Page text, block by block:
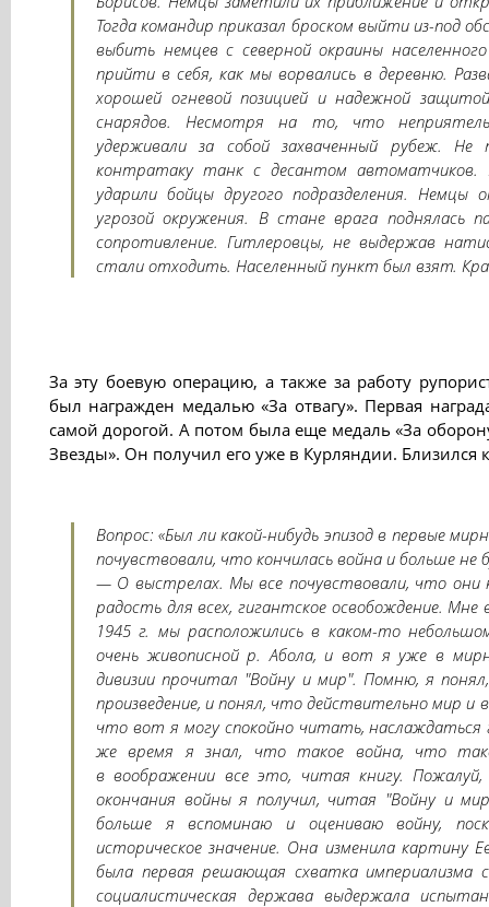
Тогда командир приказал броском выйти из-под
выбить немцев с северной окраины
прийти в себя, как мы ворвались в деревню.
хорошей огневой позицией и надежной
снарядов. Несмотря на то, что
удерживали за собой захваченный рубеж.
контратаку танк с десантом
ударили бойцы другого подразделения. Немцы
угрозой окружения. В стане врага поднялась
сопротивление. Гитлеровцы, не выдержав
стали отходить. Населенный пункт был взят.
За эту боевую операцию, а также за работу
был награжден медалью «За отвагу». Первая
самой дорогой. А потом была еще медаль «За
Звезды». Он получил его уже в Курляндии. Близился
Вопрос: «Был ли какой-нибудь эпизод в первые
почувствовали, что кончилась война и больше не
— О выстрелах. Мы все почувствовали, что они
радость для всех, гигантское освобождение.
1945 г. мы расположились в каком-то
очень живописной р. Абола, и вот я уже в
дивизии прочитал "Войну и мир". Помню, я
произведение, и понял, что действительно мир и
что вот я могу спокойно читать, наслаждаться
же время я знал, что такое война, что
в воображении все это, читая книгу.
окончания войны я получил, читая "Войну и
больше я вспоминаю и оцениваю войну,
историческое значение. Она изменила картину
была первая решающая схватка империализма
социалистическая держава выдержала